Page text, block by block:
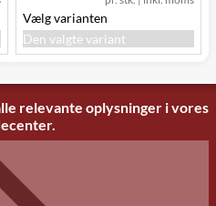
Vælg varianten
Den valgte variant
relevante oplysninger i vores